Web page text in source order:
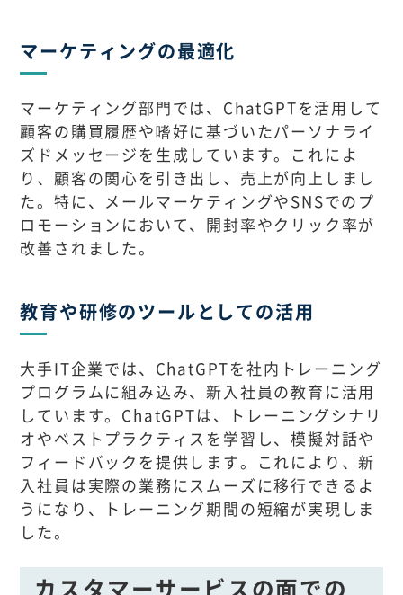
マーケティングの最適化
マーケティング部門では、ChatGPTを活用して
顧客の購買履歴や嗜好に基づいたパーソナライ
ズドメッセージを生成しています。これによ
り、顧客の関心を引き出し、売上が向上しまし
た。特に、メールマーケティングやSNSでのプ
ロモーションにおいて、開封率やクリック率が
改善されました。
教育や研修のツールとしての活用
大手IT企業では、ChatGPTを社内トレーニング
プログラムに組み込み、新入社員の教育に活用
しています。ChatGPTは、トレーニングシナリ
オやベストプラクティスを学習し、模擬対話や
フィードバックを提供します。これにより、新
入社員は実際の業務にスムーズに移行できるよ
うになり、トレーニング期間の短縮が実現しま
した。
カスタマーサービスの面での